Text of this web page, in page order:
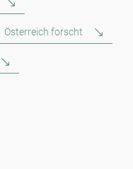
Österreich forscht